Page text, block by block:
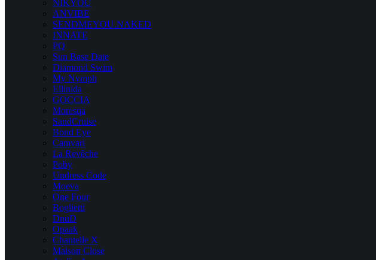
NIKYOU
ANVIBE
SENDMEYOU.NAKED
INNATE
PQ
Sun Base Date
Diamond Swim
My Nymph
Ellinida
GOCCIA
Moresqa
SandCruise
Bond Eye
Camvari
La Revêche
Poby
Undress Code
Moeva
One Four
Boglietti
DnuD
Opaak
Chantelle X
Maison Close